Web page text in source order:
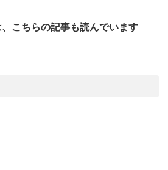
こちらの記事も読んでいます